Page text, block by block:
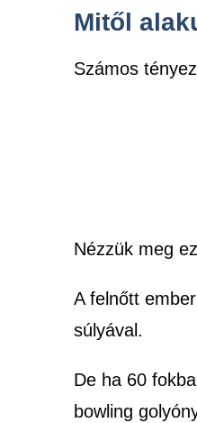
Mitől
Számos
Nézzük meg
A felnőtt
súlyával.
De ha 60
bowling